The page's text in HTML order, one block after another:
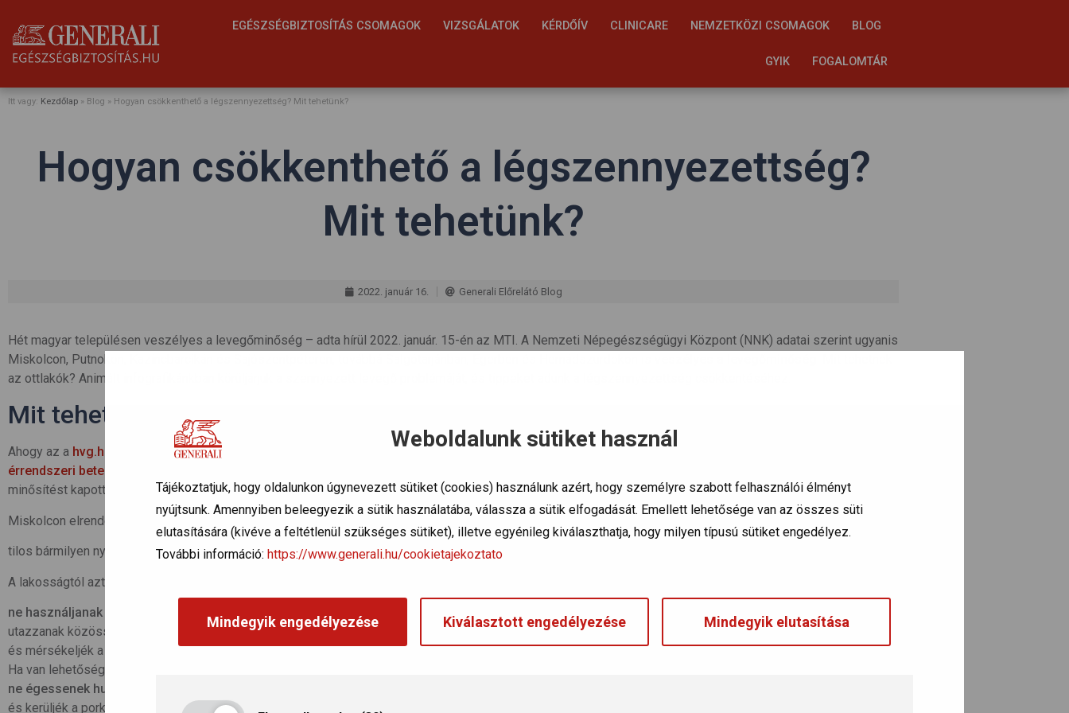
Weboldalunk sütiket használ
Tájékoztatjuk, hogy oldalunkon úgynevezett sütiket (cookies) használunk azért, hogy személyre szabott felhasználói élményt
nyújtsunk. Amennyiben beleegyezik a sütik használatába, válassza a sütik elfogadását. Emellett lehetősége van az összes süti
elutasítására (kivéve a feltétlenül szükséges sütiket), illetve egyénileg kiválaszthatja, hogy milyen típusú sütiket engedélyez.
További információ: https://www.generali.hu/cookietajekoztato
Mindegyik engedélyezése Kiválasztott engedélyezése Mindegyik elutasítása
EGÉSZSÉGBIZTOSÍTÁS CSOMAGOK VIZSGÁLATOK KÉRDŐÍV CLINICARE NEMZETKÖZI CSOMAGOK BLOG
GYIK FOGALOMTÁR
Itt vagy: Kezdőlap » Blog » Hogyan csökkenthető a légszennyezettség? Mit tehetünk?
Hogyan csökkenthető a légszennyezettség?
Mit tehetünk?
2022. január 16. Generali Előrelátó Blog
Hét magyar településen veszélyes a levegőminőség – adta hírül 2022. január. 15-én az MTI. A Nemzeti Népegészségügyi Központ (NNK) adatai szerint ugyanis
Miskolcon, Putnokon, Kazincbarcikán és Sajószentpéteren, továbbá Salgótarjánban, Egerben és Hernádszurdokon is
az ottlakók? Animált infografikánkban körüljárjuk a szennyezett levegő problémáját, és tippeket adunk a légszennyezettség csökkentéséhez.
Mit tehetünk a légszennyezettség ellen?
Ahogy az a hvg.hu cikkéből kideül, az NNK felhívta lakosság a figyelmet arra, hogy az érzékeny csoportba tartozók – gyermekek, krónikus légúti, illetve
érrendszeri betegségben
minősítést kapott településeken a szabadban.
Miskolcon elrendelték a füstködriadó (szmogriadó) tájékoztatási fokozatát, amikor
tilos bármilyen nyílt téri égetés.
A lakosságtól azt kérik, hogy
ne használjanak személyautót
(főleg a dízelüzeműeket),
utazzanak közösségi közlekedéssel,
és mérsékeljék a szilárd (szén-, fa-) és olajtüzelésű fűtőberendezések használatát.
Ha van lehetőség gázfűtésre, inkább azt használják,
ne égessenek hulladékot, műanyagokat
és kerüljék a porképződéssel járó tevékenységeket.